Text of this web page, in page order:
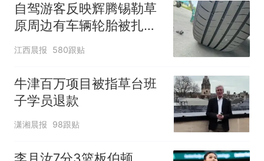
自驾游客反映辉腾锡勒草
原周边有车辆轮胎被扎，
修理店铺换胎价格高达千
江西晨报 580跟贴
牛津百万项目被指草台班
子学员退款
潇湘晨报 98跟贴